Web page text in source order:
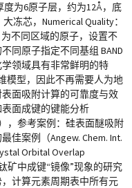
度为6原子层，约为12Å ，底
冻芯，Numerical Quality：
不同区域的原子，设置不
同原子指定不同基组 BAND
领域具有非常鲜明的特
模型，因此不再需要人为地
面吸附计算的可靠度与效
面成键的键能分析
，参考案例：硅表面醚吸附
佳案例（Angew. Chem. Int.
Orbital Overlap
矿中成键“镜像”现象的研究
，计算元素周期表中所有元